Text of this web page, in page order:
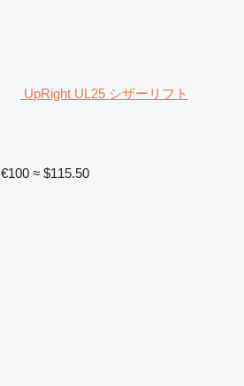
UpRight UL25 シザーリフト
€100 ≈ $115.50